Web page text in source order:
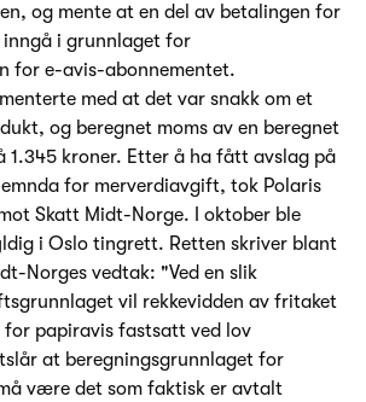
og mente at en del av betalingen for
i grunnlaget for
for e-avis-abonnementet.
med at det var snakk om et
og beregnet moms av en beregnet
1.345 kroner. Etter å ha fått avslag på
for merverdiavgift, tok Polaris
Skatt Midt-Norge. I oktober ble
i Oslo tingrett. Retten skriver blant
Norges vedtak: "Ved en slik
vil rekkevidden av fritaket
papiravis fastsatt ved lov
at beregningsgrunnlaget for
være det som faktisk er avtalt